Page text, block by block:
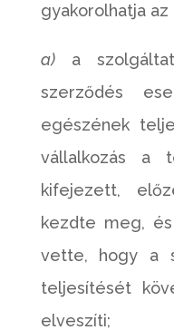
gyakorolhatja
a)a
szerződés
egészének
vállalkozás a
kifejezett,
kezdte meg,
vette, hogy a
teljesítését
elveszíti;